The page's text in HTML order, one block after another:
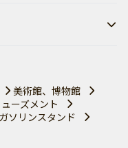
美術館、博物館
ーズメント
ガソリンスタンド